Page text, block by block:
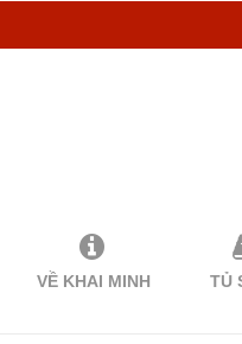
VỀ KHAI MINH TỦ